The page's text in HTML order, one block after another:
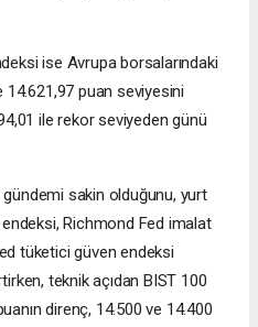
ise Avrupa borsalarındaki
puan seviyesini
ile rekor seviyeden günü
sakin olduğunu, yurt
Richmond Fed imalat
tüketici güven endeksi
teknik açıdan BIST 100
direnç, 14.500 ve 14.400